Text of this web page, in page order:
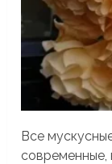
Все